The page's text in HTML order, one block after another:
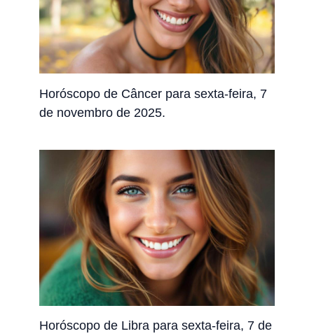
Horóscopo de Câncer para sexta-feira, 7
de novembro de 2025.
Horóscopo de Libra para sexta-feira, 7 de